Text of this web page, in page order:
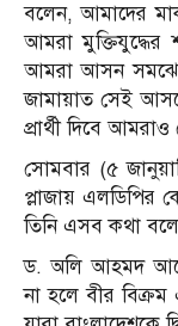
বলেন, আমাদের
আমরা মুক্তিযুদ্ধের
আমরা আসন
জামায়াত সেই
প্রার্থী দিবে আমরাও
সোমবার (৫
প্লাজায় এলডিপির
তিনি এসব কথা
ড. অলি আহমদ
না হলে বীর বিক্রম